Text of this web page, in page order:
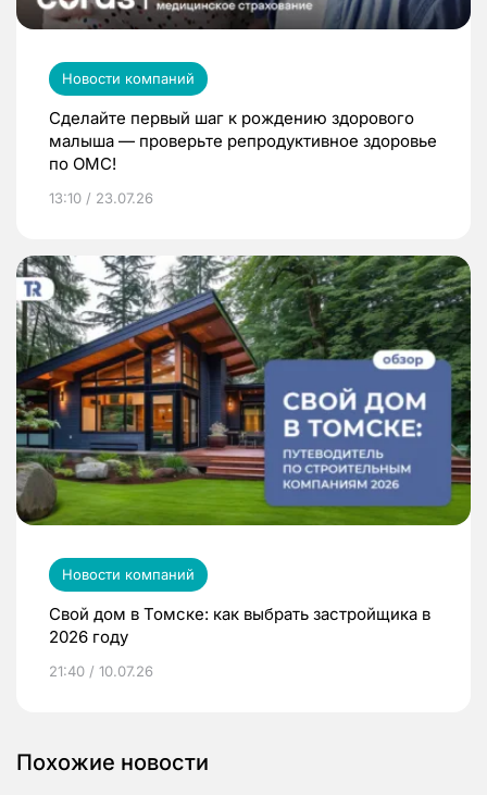
Новости компаний
Сделайте первый шаг к рождению здорового
малыша — проверьте репродуктивное здоровье
по ОМС!
13:10 / 23.07.26
Новости компаний
Свой дом в Томске: как выбрать застройщика в
2026 году
21:40 / 10.07.26
Похожие новости